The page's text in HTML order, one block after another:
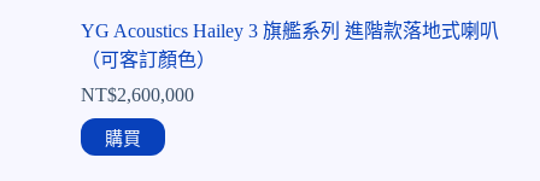
YG Acoustics Hailey 3 旗艦系列 進階款落地式喇叭
（可客訂顏色）
NT$2,600,000
購買